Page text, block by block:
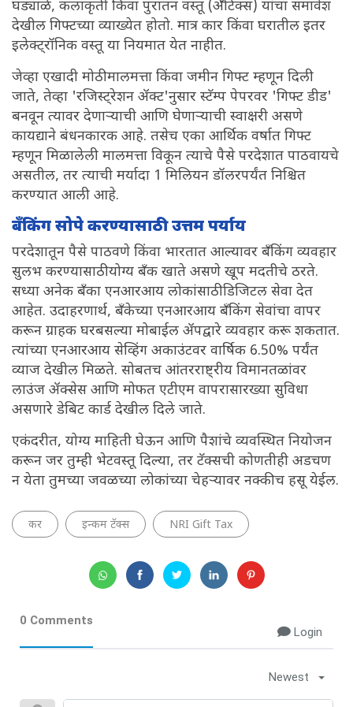
घड्याळे, कलाकृती किंवा पुरातन वस्तू (अँटिक्स) यांचा समावेश
देखील गिफ्टच्या व्याख्येत होतो. मात्र कार किंवा घरातील इतर
इलेक्ट्रॉनिक वस्तू या नियमात येत नाहीत.
जेव्हा एखादी मोठी मालमत्ता किंवा जमीन गिफ्ट म्हणून दिली
जाते, तेव्हा 'रजिस्ट्रेशन ॲक्ट'नुसार स्टॅम्प पेपरवर 'गिफ्ट डीड'
बनवून त्यावर देणाऱ्याची आणि घेणाऱ्याची स्वाक्षरी असणे
कायद्याने बंधनकारक आहे. तसेच एका आर्थिक वर्षात गिफ्ट
म्हणून मिळालेली मालमत्ता विकून त्याचे पैसे परदेशात पाठवायचे
असतील, तर त्याची मर्यादा 1 मिलियन डॉलरपर्यंत निश्चित
करण्यात आली आहे.
बँकिंग सोपे करण्यासाठी उत्तम पर्याय
परदेशातून पैसे पाठवणे किंवा भारतात आल्यावर बँकिंग व्यवहार
सुलभ करण्यासाठी योग्य बँक खाते असणे खूप मदतीचे ठरते.
सध्या अनेक बँका एनआरआय लोकांसाठी डिजिटल सेवा देत
आहेत. उदाहरणार्थ, बँकेच्या एनआरआय बँकिंग सेवांचा वापर
करून ग्राहक घरबसल्या मोबाईल ॲपद्वारे व्यवहार करू शकतात.
त्यांच्या एनआरआय सेव्हिंग अकाउंटवर वार्षिक 6.50% पर्यंत
व्याज देखील मिळते. सोबतच आंतरराष्ट्रीय विमानतळांवर
लाउंज ॲक्सेस आणि मोफत एटीएम वापरासारख्या सुविधा
असणारे डेबिट कार्ड देखील दिले जाते.
एकंदरीत, योग्य माहिती घेऊन आणि पैशांचे व्यवस्थित नियोजन
करून जर तुम्ही भेटवस्तू दिल्या, तर टॅक्सची कोणतीही अडचण
न येता तुमच्या जवळच्या लोकांच्या चेहऱ्यावर नक्कीच हसू येईल.
कर इन्कम टॅक्स NRI Gift Tax
0 Comments
Login
Newest